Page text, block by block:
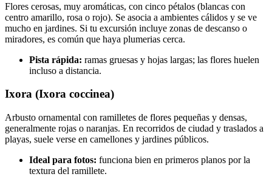
Flores cerosas, muy aromáticas, con cinco pétalos (blancas con
centro amarillo, rosa o rojo). Se asocia a ambientes cálidos y se ve
mucho en jardines. Si tu excursión incluye zonas de descanso o
miradores, es común que haya plumerias cerca.
Pista rápida: ramas gruesas y hojas largas; las flores huelen
incluso a distancia.
Ixora (Ixora coccinea)
Arbusto ornamental con ramilletes de flores pequeñas y densas,
generalmente rojas o naranjas. En recorridos de ciudad y traslados a
playas, suele verse en camellones y jardines públicos.
Ideal para fotos: funciona bien en primeros planos por la
textura del ramillete.